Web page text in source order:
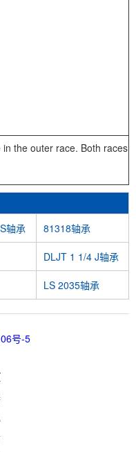
the outer race. Both races
轴承 81318轴承
DLJT 1 1/4 J轴承
LS 2035轴承
号-5